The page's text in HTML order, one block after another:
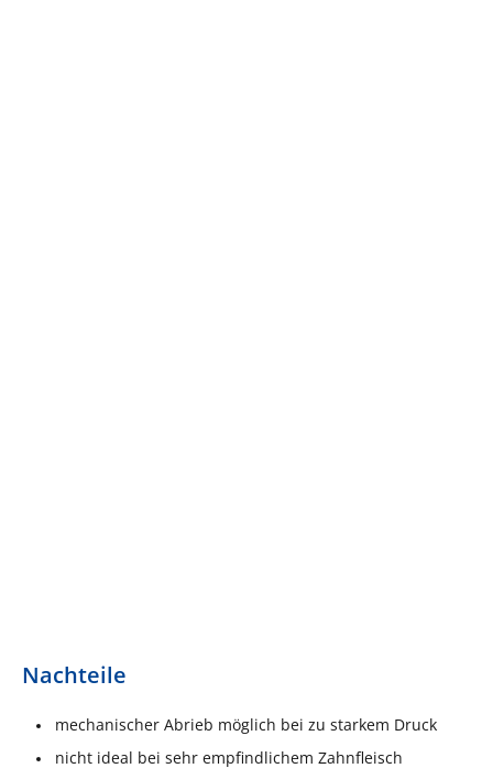
Nachteile
mechanischer Abrieb möglich bei zu starkem Druck
nicht ideal bei sehr empfindlichem Zahnfleisch